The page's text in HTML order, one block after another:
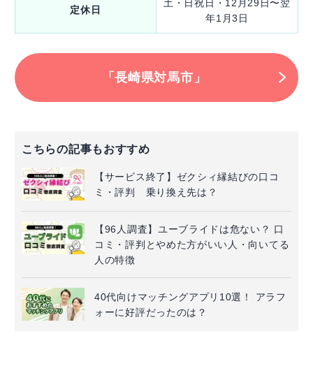
定休日
土・日祝日・12月29日〜翌
年1月3日
「長崎県対馬市」
こちらの記事もおすすめ
【サービス終了】ゼクシィ縁結びの口コ
ミ・評判 乗り換え先は？
【96人調査】ユーブライドは危ない？ 口
コミ・評判とやめた方がいい人・向いてる
人の特徴
40代向けマッチングアプリ10選！ アラフ
ォーに好評だったのは？